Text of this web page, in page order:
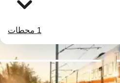
1 محطات